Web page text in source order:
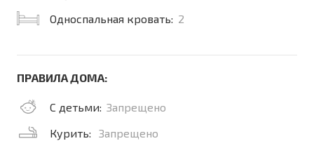
Односпальная кровать: 2
ПРАВИЛА ДОМА:
С детьми: Запрещено
Курить:
Запрещено